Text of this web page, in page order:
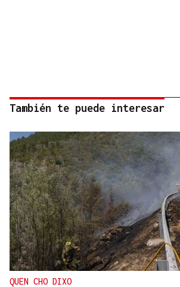
También te puede interesar
QUEN CHO DIXO